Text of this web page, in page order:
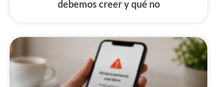
debemos creer y qué no